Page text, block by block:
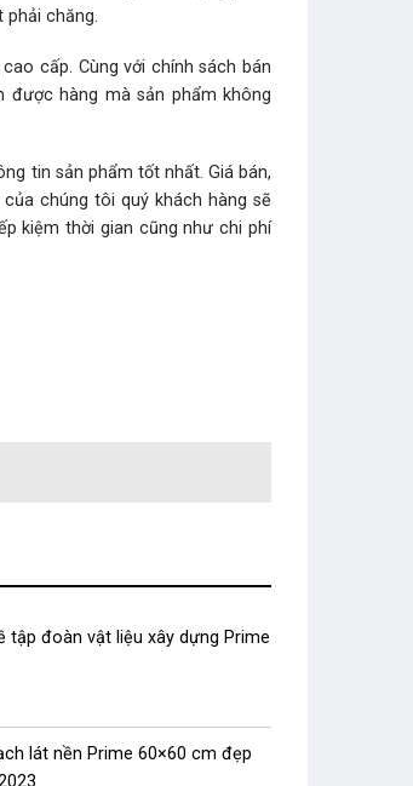
phải chăng.
cấp. Cùng với chính sách bán
hàng mà sản phẩm không
tin sản phẩm tốt nhất. Giá bán,
chúng tôi quý khách hàng sẽ
kiệm thời gian cũng như chi phí
tập đoàn vật liệu xây dựng Prime
lát nền Prime 60×60 cm đẹp